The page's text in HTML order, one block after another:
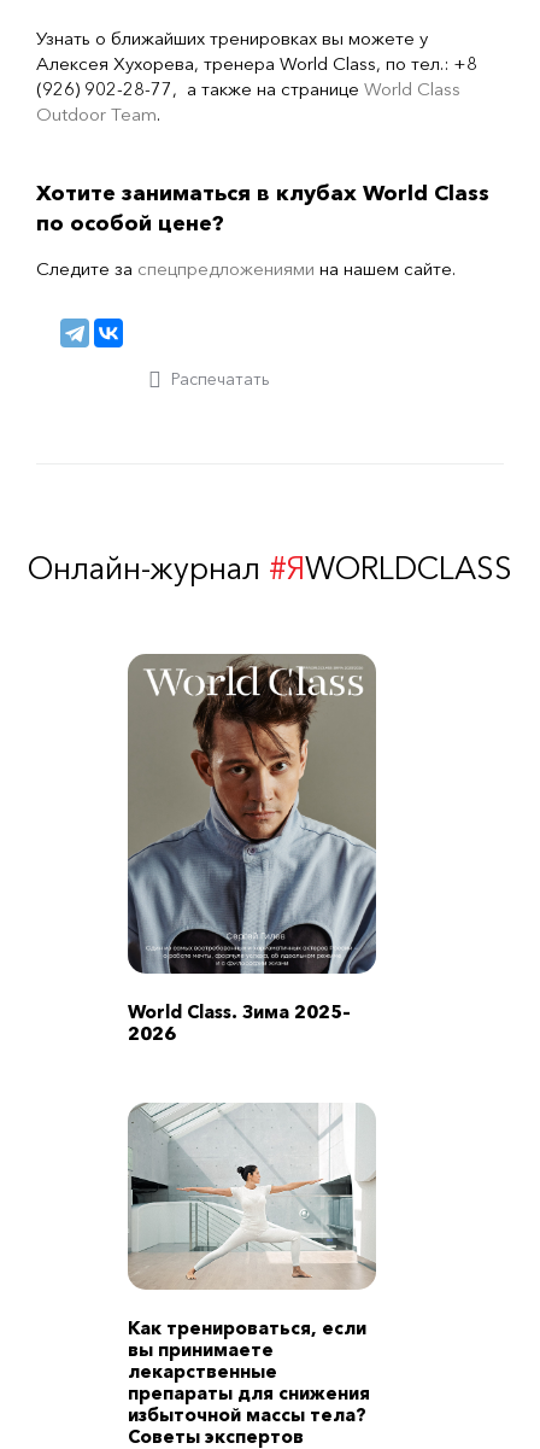
Узнать о ближайших тренировках вы можете у
Алексея Хухорева, тренера World Class, по тел.: +8
(926) 902-28-77, а также на странице World Class
Outdoor Team.
Хотите заниматься в клубах World Class
по особой цене?
Следите за спецпредложениями на нашем сайте.
Распечатать
Онлайн-журнал #ЯWORLDCLASS
World Class. Зима 2025–
2026
Как тренироваться, если
вы принимаете
лекарственные
препараты для снижения
избыточной массы тела?
Советы экспертов